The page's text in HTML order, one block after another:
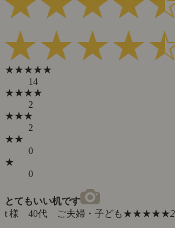
★★★★★
14
★★★★
2
★★★
2
★★
0
★
0
とてもいい机です
t 様 40代 ご夫婦・子ども★★★★★